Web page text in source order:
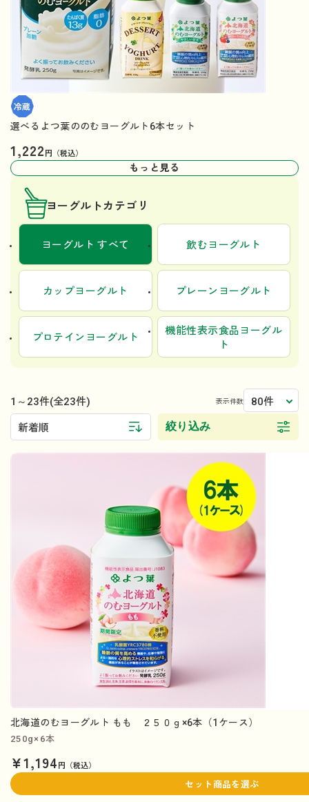
選べるよつ葉ののむヨーグルト6本セット
1,222円（税込）
もっと見る
ヨーグルトカテゴリ
ヨーグルト すべて 飲むヨーグルト
カップヨーグルト プレーンヨーグルト
プロテインヨーグルト
機能性表示食品ヨーグル
ト
1～23件(全23件) 表示件数 80件
新着順 絞り込み
北海道のむヨーグルト もも ２５０ｇ×6本（1ケース）
250g×6本
¥1,194円（税込）
セット商品を選ぶ